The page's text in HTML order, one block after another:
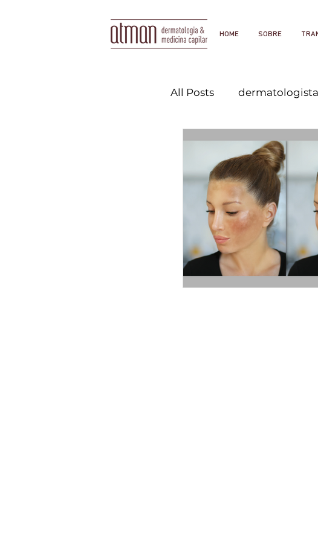
HOME SOBRE
All Posts dermatologista
dermatologista em